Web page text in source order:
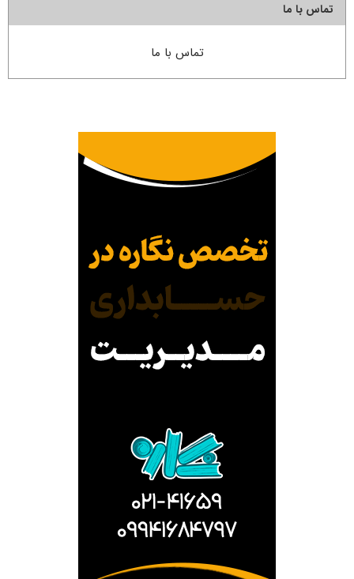
تماس با ما
تماس با ما